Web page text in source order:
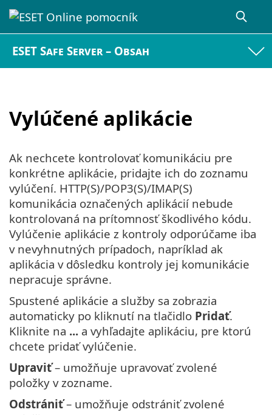
ESET Safe Server – Obsah
Vylúčené aplikácie
Ak nechcete kontrolovať komunikáciu pre
konkrétne aplikácie, pridajte ich do zoznamu
vylúčení. HTTP(S)/POP3(S)/IMAP(S)
komunikácia označených aplikácií nebude
kontrolovaná na prítomnosť škodlivého kódu.
Vylúčenie aplikácie z kontroly odporúčame iba
v nevyhnutných prípadoch, napríklad ak
aplikácia v dôsledku kontroly jej komunikácie
nepracuje správne.
Spustené aplikácie a služby sa zobrazia
automaticky po kliknutí na tlačidlo Pridať.
Kliknite na ... a vyhľadajte aplikáciu, pre ktorú
chcete pridať vylúčenie.
Upraviť– umožňuje upravovať zvolené
položky v zozname.
Odstrániť– umožňuje odstrániť zvolené